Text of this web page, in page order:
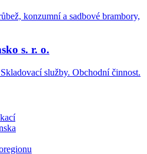
konzumní a sadbové brambory,
s. r. o.
služby. Obchodní činnost.